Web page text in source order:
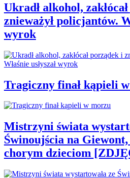
Ukradł alkohol,
znieważył policjantów.
wyrok
Tragiczny finał kąpieli
Mistrzyni świata
Świnoujścia na
chorym dzieciom